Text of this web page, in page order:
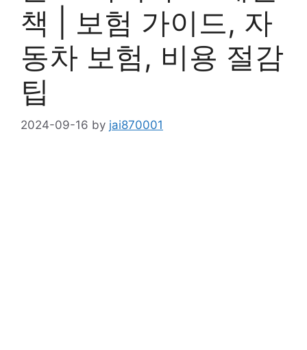
책 | 보험 가이드, 자
동차 보험, 비용 절감
팁
2024-09-16 by jai870001